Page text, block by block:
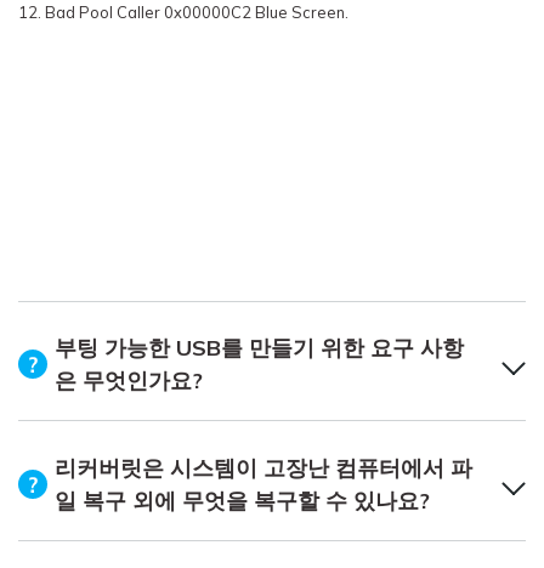
12. Bad Pool Caller 0x00000C2 Blue Screen.
부팅 가능한 USB를 만들기 위한 요구 사항
은 무엇인가요?
리커버릿은 시스템이 고장난 컴퓨터에서 파
일 복구 외에 무엇을 복구할 수 있나요?